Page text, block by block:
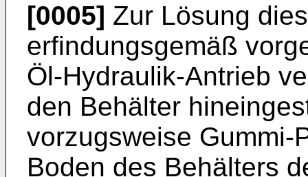
[0005] Zur Lösung
erfindungsgemäß
Öl-Hydraulik-Antrieb
den Behälter
vorzugsweise Gummi-
Boden des Behälters